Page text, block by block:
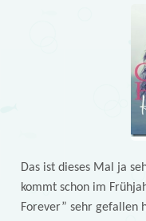
Das ist dieses Mal ja
kommt schon im
Forever” sehr gefallen